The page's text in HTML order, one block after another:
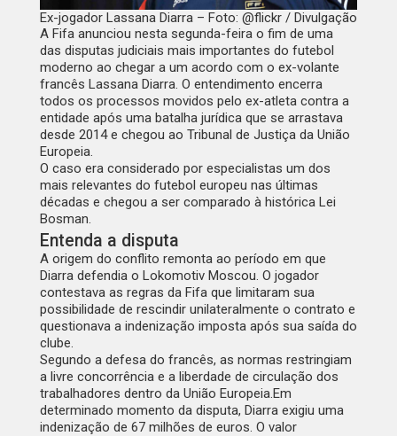
Ex-jogador Lassana Diarra – Foto: @flickr / Divulgação
A Fifa anunciou nesta segunda-feira o fim de uma
das disputas judiciais mais importantes do futebol
moderno ao chegar a um acordo com o ex-volante
francês Lassana Diarra. O entendimento encerra
todos os processos movidos pelo ex-atleta contra a
entidade após uma batalha jurídica que se arrastava
desde 2014 e chegou ao Tribunal de Justiça da União
Europeia.
O caso era considerado por especialistas um dos
mais relevantes do futebol europeu nas últimas
décadas e chegou a ser comparado à histórica Lei
Bosman.
Entenda a disputa
A origem do conflito remonta ao período em que
Diarra defendia o Lokomotiv Moscou. O jogador
contestava as regras da Fifa que limitaram sua
possibilidade de rescindir unilateralmente o contrato e
questionava a indenização imposta após sua saída do
clube.
Segundo a defesa do francês, as normas restringiam
a livre concorrência e a liberdade de circulação dos
trabalhadores dentro da União Europeia.Em
determinado momento da disputa, Diarra exigiu uma
indenização de 67 milhões de euros. O valor